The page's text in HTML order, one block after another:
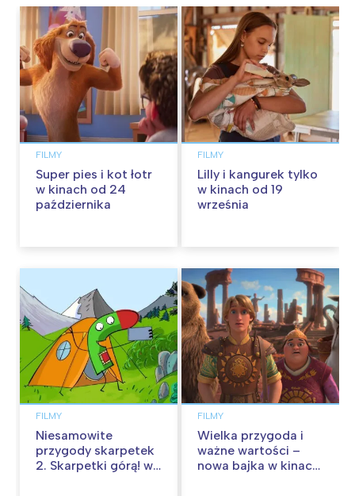
FILMY
Super pies i kot łotr
w kinach od 24
października
FILMY
Lilly i kangurek tylko
w kinach od 19
września
FILMY
Niesamowite
przygody skarpetek
2. Skarpetki górą! w
FILMY
Wielka przygoda i
ważne wartości –
nowa bajka w kinach